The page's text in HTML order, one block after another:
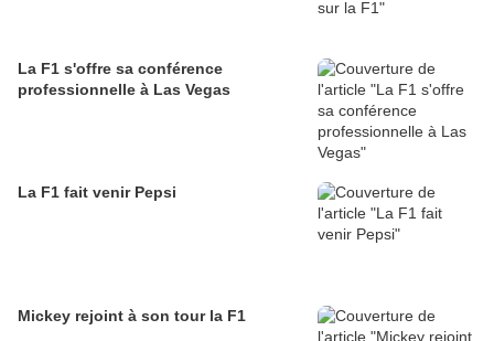
La F1 s'offre sa conférence
professionnelle à Las Vegas
La F1 fait venir Pepsi
Mickey rejoint à son tour la F1